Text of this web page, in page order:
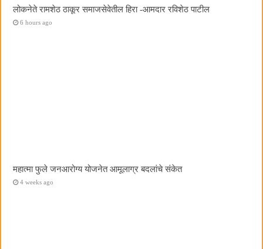
लोकनेते रामशेठ ठाकूर समाजसेवेतील हिरा -आमदार रविशेठ पाटील
6 hours ago
महात्मा फुले जनआरोग्य योजनेत आमूलाग्र बदलांचे संकेत
4 weeks ago